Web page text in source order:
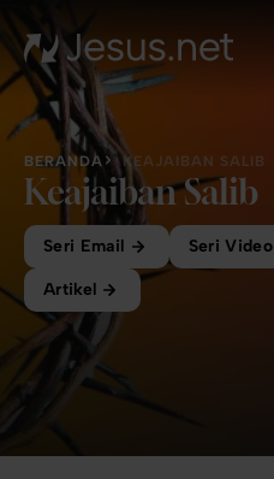
BERANDA KEAJAIBAN SALIB
Keajaiban Salib
Seri Email Seri Video
Artikel